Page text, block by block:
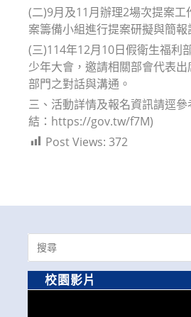
(二)9月及11月辦理2場次提案工
案籌備小組進行提案研擬與簡報
(三)114年12月10日假衛生福利
少年大會，邀請相關部會代表
部門之對話與溝通。
三、活動詳情及報名資訊請逕參
結：https://gov.tw/f7M)
Post Views: 372
Search
for:
校園影片